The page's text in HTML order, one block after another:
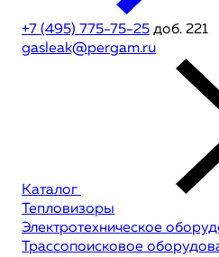
+7 (495) 775-75-25 доб. 221
gasleak@pergam.ru
Каталог
Тепловизоры
Электротехническое
Трассопоисковое